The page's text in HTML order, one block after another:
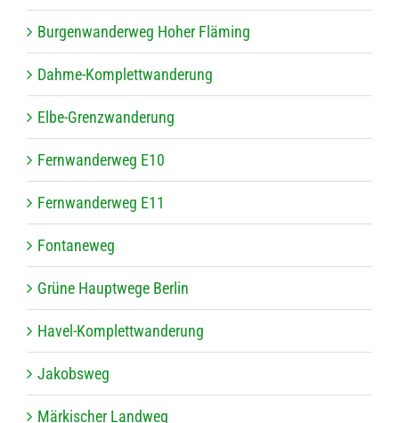
Bur­gen­wan­der­weg Hoher Fläming
Dahme-Kom­plett­wan­de­rung
Elbe-Grenz­wan­de­rung
Fern­wan­der­weg E10
Fern­wan­der­weg E11
Fon­ta­ne­weg
Grüne Haupt­wege Berlin
Havel-Kom­plett­wan­de­rung
Jakobs­weg
Mär­ki­scher Landweg